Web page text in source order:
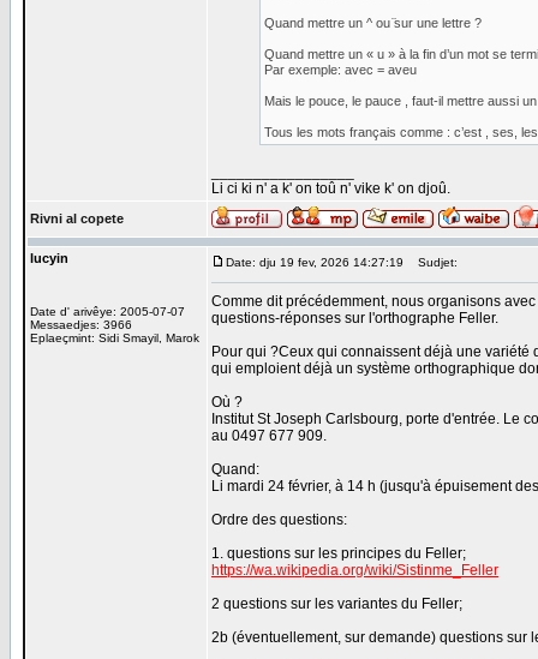
Quand mettre un ^ ou ̈sur une lettre ?
Quand mettre un « u » à la fin d’un mot se
Par exemple: avec = aveu
Mais le pouce, le pauce , faut-il mettre aussi
Tous les mots français comme : c’est , ses,
Li ci ki n' a k' on toû n' vike k' on djoû.
Rivni al copete
lucyin
Date d' arivêye: 2005-07-07
Messaedjes: 3966
Eplaeçmint: Sidi Smayil, Marok
Date: dju 19 fev, 2026 14:27:19 Sudjet:
Comme dit précédemment, nous organisons
questions-réponses sur l'orthographe Feller.
Pour qui ?Ceux qui connaissent déjà une
qui emploient déjà un système orthographique
Où ?
Institut St Joseph Carlsbourg, porte d'entrée. Le
au 0497 677 909.
Quand:
Li mardi 24 février, à 14 h (jusqu'à épuisement
Ordre des questions:
1. questions sur les principes du Feller;
https://wa.wikipedia.org/wiki/Sistinme_Feller
2 questions sur les variantes du Feller;
2b (éventuellement, sur demande) questions sur